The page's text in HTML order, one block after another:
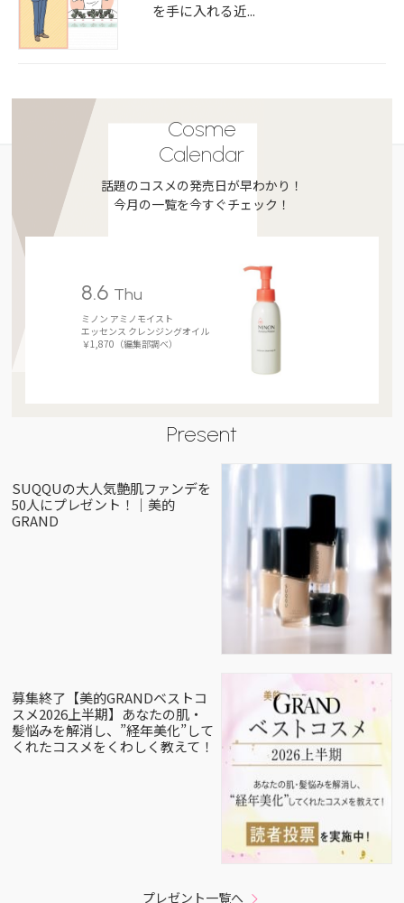
を手に入れる近...
Cosme
Calendar
話題のコスメの発売日が早わかり！
今月の一覧を今すぐチェック！
8.6 Thu
ミノン アミノモイスト
エッセンス クレンジングオイル
￥1,870（編集部調べ）
Present
SUQQUの大人気艶肌ファンデを
50人にプレゼント！｜美的
GRAND
募集終了【美的GRANDベストコ
スメ2026上半期】あなたの肌・
髪悩みを解消し、”経年美化”して
くれたコスメをくわしく教えて！
プレゼント一覧へ